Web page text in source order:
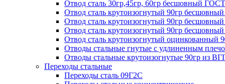
Отвод сталь 30гр,45гр, 60гр бесшовный
Отвод сталь крутоизогнутый 90гр
Отвод сталь крутоизогнутый 90гр
Отвод сталь крутоизогнутый 90гр
Отвод сталь крутоизогнутый оцинкованный
Отводы стальные гнутые с удлиненным
Отводы стальные крутоизогнутые 90гр из
Переходы стальные
Переходы сталь 09Г2С